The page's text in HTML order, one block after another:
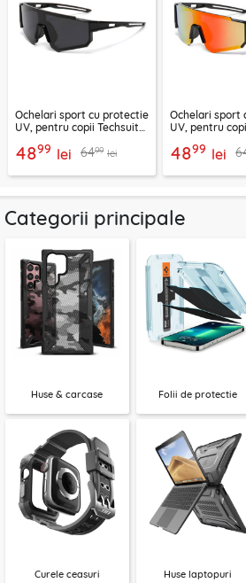
Ochelari sport cu protectie
UV, pentru copii Techsuit
4899 lei 6499 lei
Ochelari sport
UV, pentru
4899 lei
Categorii principale
Huse & carcase Folii de protectie
Curele ceasuri Huse laptopuri